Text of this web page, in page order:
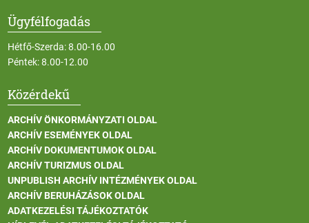
Ügyfélfogadás
Hétfő-Szerda: 8.00-16.00
Péntek: 8.00-12.00
Közérdekű
ARCHÍV ÖNKORMÁNYZATI OLDAL
ARCHÍV ESEMÉNYEK OLDAL
ARCHÍV DOKUMENTUMOK OLDAL
ARCHÍV TURIZMUS OLDAL
UNPUBLISH ARCHÍV INTÉZMÉNYEK OLDAL
ARCHÍV BERUHÁZÁSOK OLDAL
ADATKEZELÉSI TÁJÉKOZTATÓK